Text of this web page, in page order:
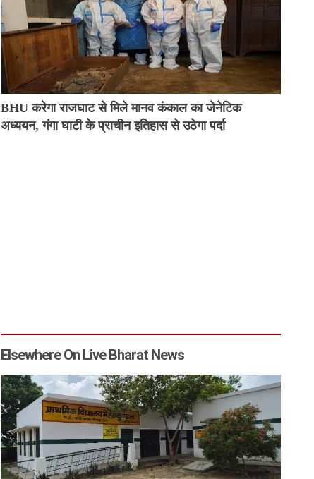
BHU करेगा राजघाट से मिले मानव कंकाल का जेनेटिक
अध्ययन, गंगा घाटी के प्राचीन इतिहास से उठेगा पर्दा
Elsewhere On Live Bharat News